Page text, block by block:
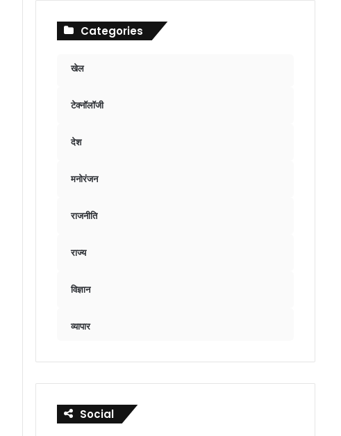
Categories
खेल
टेक्नॉलॉजी
देश
मनोरंजन
राजनीति
राज्य
विज्ञान
व्यापार
Social